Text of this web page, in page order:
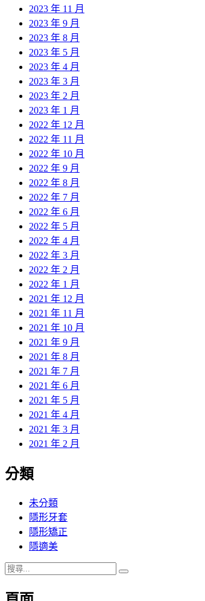
2023 年 11 月
2023 年 9 月
2023 年 8 月
2023 年 5 月
2023 年 4 月
2023 年 3 月
2023 年 2 月
2023 年 1 月
2022 年 12 月
2022 年 11 月
2022 年 10 月
2022 年 9 月
2022 年 8 月
2022 年 7 月
2022 年 6 月
2022 年 5 月
2022 年 4 月
2022 年 3 月
2022 年 2 月
2022 年 1 月
2021 年 12 月
2021 年 11 月
2021 年 10 月
2021 年 9 月
2021 年 8 月
2021 年 7 月
2021 年 6 月
2021 年 5 月
2021 年 4 月
2021 年 3 月
2021 年 2 月
分類
未分類
隱形牙套
隱形矯正
隱適美
搜